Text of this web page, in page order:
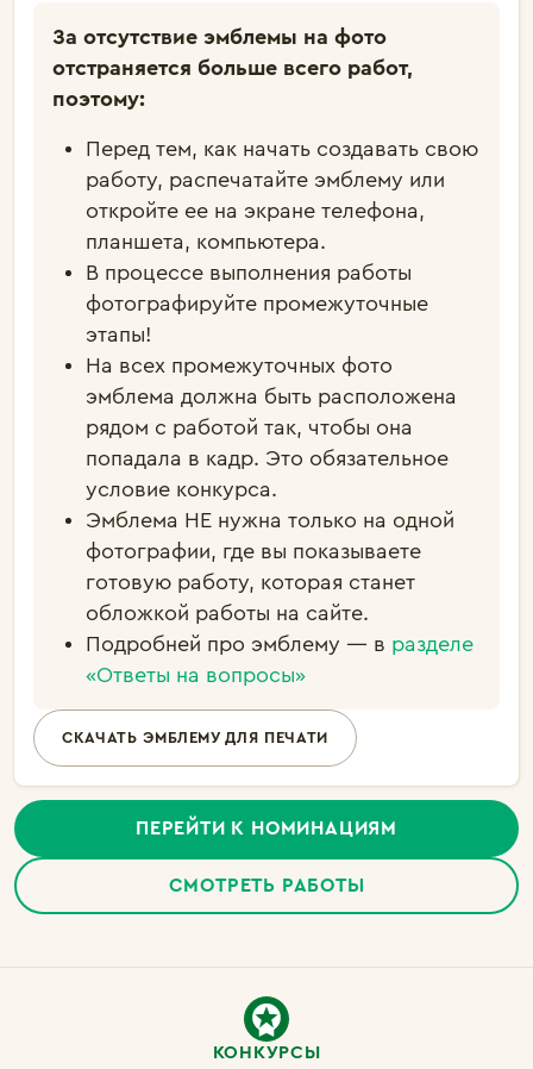
За отсутствие эмблемы на фото
отстраняется больше всего работ,
поэтому:
Перед тем, как начать создавать свою
работу, распечатайте эмблему или
откройте ее на экране телефона,
планшета, компьютера.
В процессе выполнения работы
фотографируйте промежуточные
этапы!
На всех промежуточных фото
эмблема должна быть расположена
рядом с работой так, чтобы она
попадала в кадр. Это обязательное
условие конкурса.
Эмблема НЕ нужна только на одной
фотографии, где вы показываете
готовую работу, которая станет
обложкой работы на сайте.
Подробней про эмблему — в разделе
«Ответы на вопросы»
СКАЧАТЬ ЭМБЛЕМУ ДЛЯ ПЕЧАТИ
ПЕРЕЙТИ К НОМИНАЦИЯМ
СМОТРЕТЬ РАБОТЫ
КОНКУРСЫ